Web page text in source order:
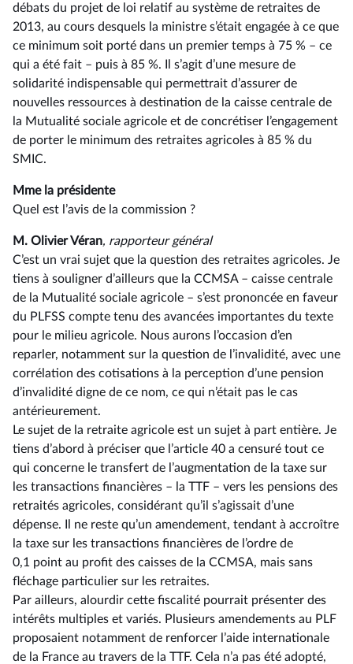
débats du projet de loi relatif au système de retraites de
2013, au cours desquels la ministre s’était engagée à ce que
ce minimum soit porté dans un premier temps à 75 % –⁠ ce
qui a été fait – puis à 85 %. Il s’agit d’une mesure de
solidarité indispensable qui permettrait d’assurer de
nouvelles ressources à destination de la caisse centrale de
la Mutualité sociale agricole et de concrétiser l’engagement
de porter le minimum des retraites agricoles à 85 % du
SMIC.
Mme la présidente
Quel est l’avis de la commission ?
M. Olivier Véran, rapporteur général
C’est un vrai sujet que la question des retraites agricoles. Je
tiens à souligner d’ailleurs que la CCMSA –⁠ caisse centrale
de la Mutualité sociale agricole – s’est prononcée en faveur
du PLFSS compte tenu des avancées importantes du texte
pour le milieu agricole. Nous aurons l’occasion d’en
reparler, notamment sur la question de l’invalidité, avec une
corrélation des cotisations à la perception d’une pension
d’invalidité digne de ce nom, ce qui n’était pas le cas
antérieurement.
Le sujet de la retraite agricole est un sujet à part entière. Je
tiens d’abord à préciser que l’article 40 a censuré tout ce
qui concerne le transfert de l’augmentation de la taxe sur
les transactions financières –⁠ la TTF – vers les pensions des
retraités agricoles, considérant qu’il s’agissait d’une
dépense. Il ne reste qu’un amendement, tendant à accroître
la taxe sur les transactions financières de l’ordre de
0,1 point au profit des caisses de la CCMSA, mais sans
fléchage particulier sur les retraites.
Par ailleurs, alourdir cette fiscalité pourrait présenter des
intérêts multiples et variés. Plusieurs amendements au PLF
proposaient notamment de renforcer l’aide internationale
de la France au travers de la TTF. Cela n’a pas été adopté,